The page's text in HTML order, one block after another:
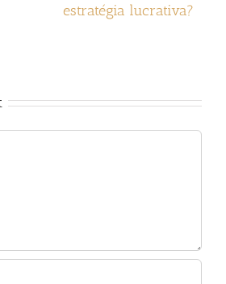
estratégia lucrativa?